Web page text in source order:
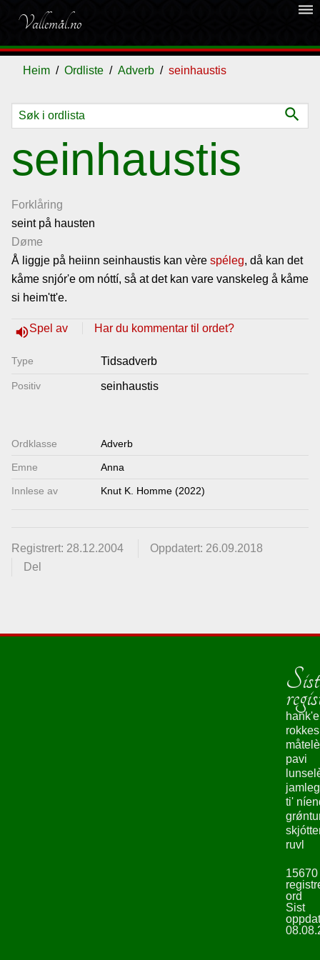
Vallemål.no
dehaze
Heim Ordliste Adverb seinhaustis
search
seinhaustis
Forklåring
seint på hausten
Døme
Å liggje på heiinn seinhaustis kan vère spéleg, då kan det
kåme snjór'e om nóttí, så at det kan vare vanskeleg å kåme
si heim'tt'e.
volume_upSpel av Har du kommentar til ordet?
Type Tidsadverb
Positiv seinhaustis
Ordklasse Adverb
Emne Anna
Innlese av Knut K. Homme (2022)
Registrert: 28.12.2004
Oppdatert: 26.09.2018
Del
Ordliste
Om
vallemålet
Gjestebok
Nyhende
Lenkjer
Kontakt
hank'e
pavi
ti'
ruvl
15670
ord
Sist